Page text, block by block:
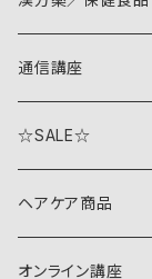
通信講座
☆SALE☆
ヘアケア商品
シャンプー
オンライン講座